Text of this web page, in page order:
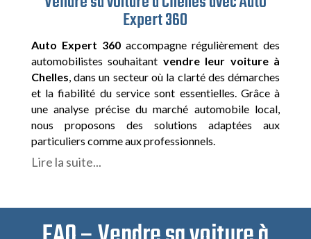
Expert 360
Auto Expert 360accompagne régulièrement des
automobilistes souhaitant vendre leur voiture à
Chelles , dans un secteur où la clarté des démarches
et la fiabilité du service sont essentielles. Grâce à
une analyse précise du marché automobile local,
nous proposons des solutions adaptées aux
particuliers comme aux professionnels.
Lire la suite...